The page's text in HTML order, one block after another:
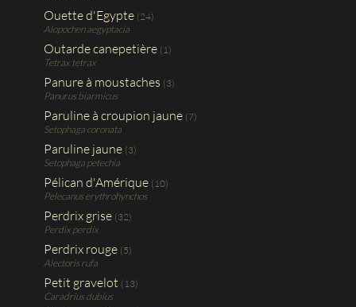
Ouette d'Egypte (24)
Alopochen aegyptacia
Outarde canepetière (1)
Tetrax tetrax
Panure à moustaches (3)
Panurus biarmicus
Paruline à croupion jaune (7)
Setophaga coronata
Paruline jaune (3)
Setophaga petechia
Pélican d'Amérique (10)
Pelecanus erythrohynchos
Perdrix grise (32)
Perdix perdix
Perdrix rouge (5)
Alectoris rufa
Petit gravelot (13)
Caradrius dubius